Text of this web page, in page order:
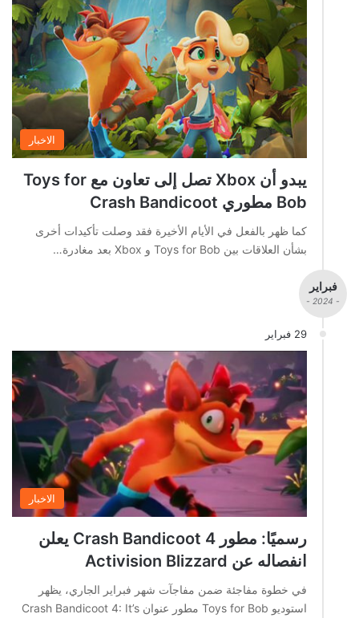
الاخبار
يبدو أن Xbox تصل إلى تعاون مع Toys for
Bob مطوري Crash Bandicoot
كما ظهر بالفعل في الأيام الأخيرة فقد وصلت تأكيدات أخرى
بشأن العلاقات بين Toys for Bob و Xbox بعد مغادرة…
فبراير
- 2024 -
29 فبراير
الاخبار
رسميًا: مطور Crash Bandicoot 4 يعلن
انفصاله عن Activision Blizzard
في خطوة مفاجئة ضمن مفاجآت شهر فبراير الجاري، يظهر
استوديو Toys for Bob مطور عنوان Crash Bandicoot 4: It’s